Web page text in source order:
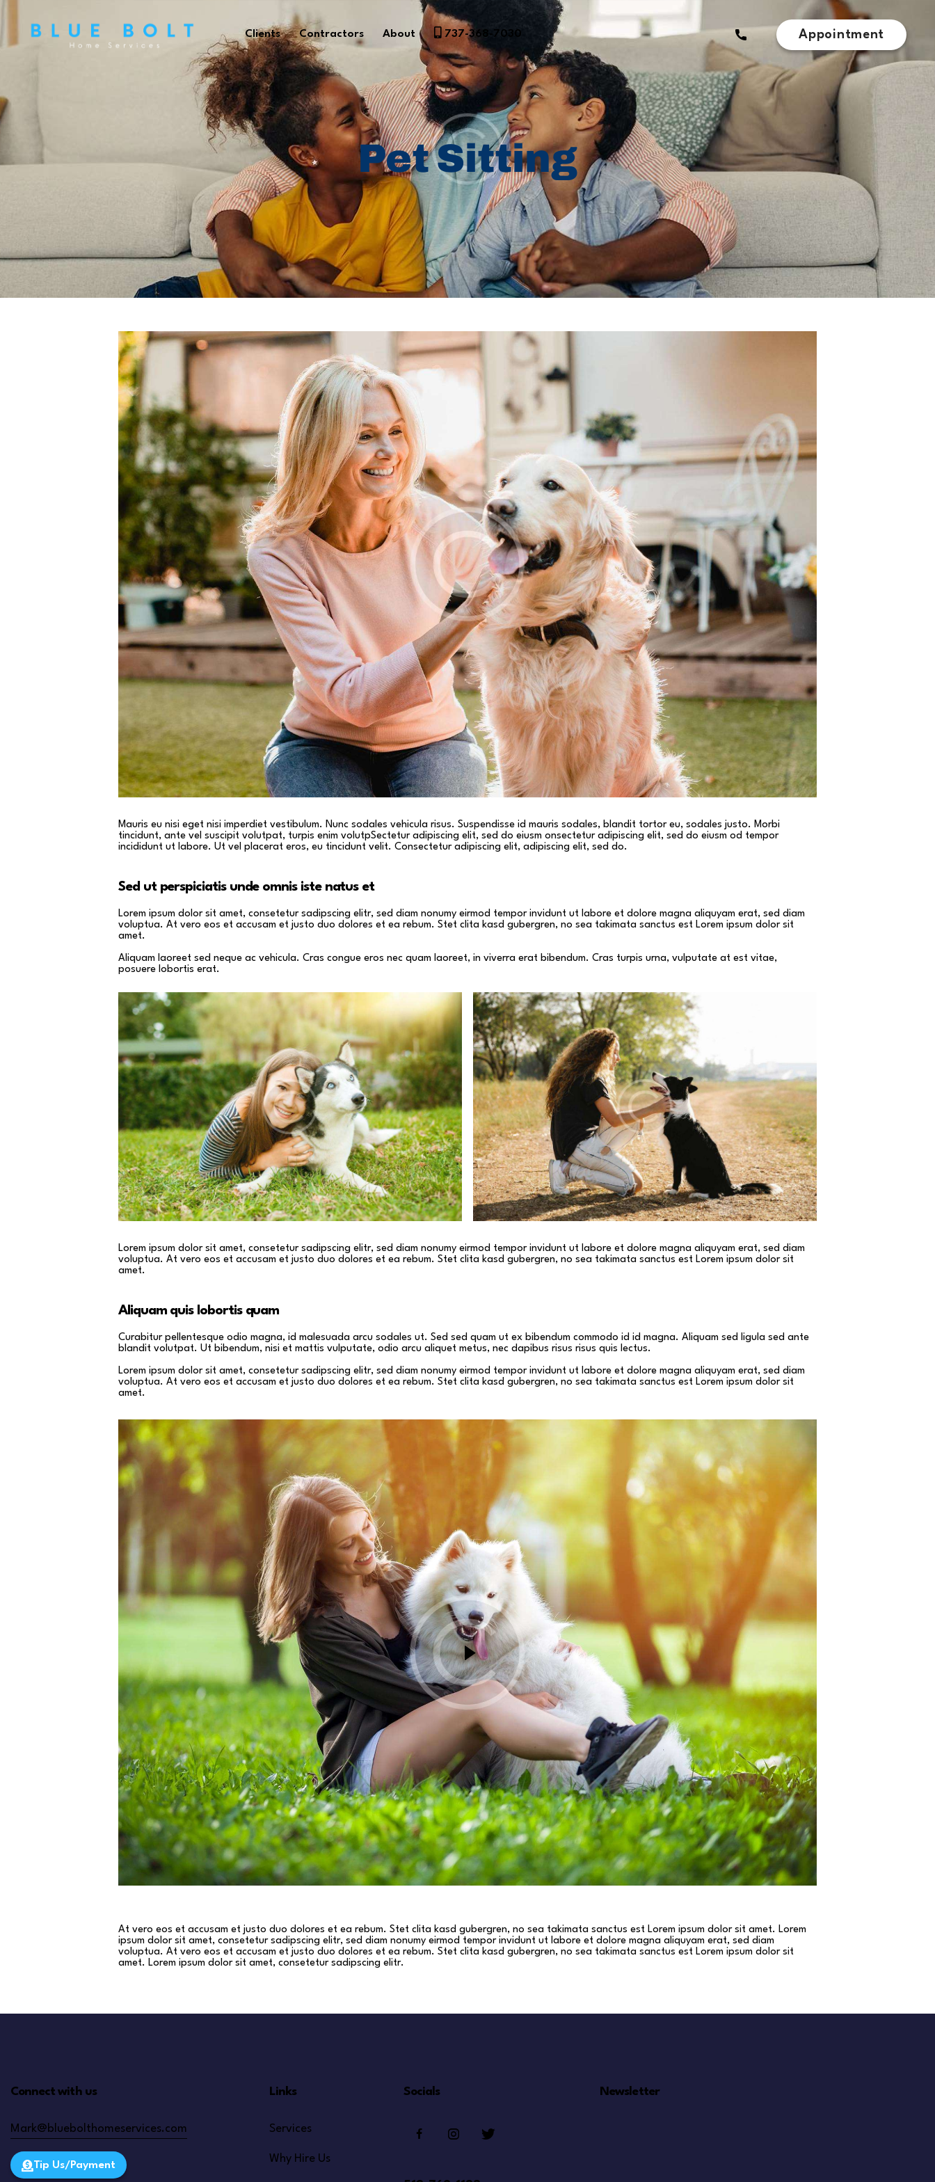
Clients Contractors About 737-368-7030 Appointment
Pet Sitting
Mauris eu nisi eget nisi imperdiet vestibulum. Nunc sodales vehicula risus. Suspendisse id mauris sodales, blandit tortor eu, sodales justo. Morbi
tincidunt, ante vel suscipit volutpat, turpis enim volutpSectetur adipiscing elit, sed do eiusm onsectetur adipiscing elit, sed do eiusm od tempor
incididunt ut labore. Ut vel placerat eros, eu tincidunt velit. Consectetur adipiscing elit, adipiscing elit, sed do.
Sed ut perspiciatis unde omnis iste natus et
Lorem ipsum dolor sit amet, consetetur sadipscing elitr, sed diam nonumy eirmod tempor invidunt ut labore et dolore magna aliquyam erat, sed diam
voluptua. At vero eos et accusam et justo duo dolores et ea rebum. Stet clita kasd gubergren, no sea takimata sanctus est Lorem ipsum dolor sit
amet.
Aliquam laoreet sed neque ac vehicula. Cras congue eros nec quam laoreet, in viverra erat bibendum. Cras turpis urna, vulputate at est vitae,
posuere lobortis erat.
Lorem ipsum dolor sit amet, consetetur sadipscing elitr, sed diam nonumy eirmod tempor invidunt ut labore et dolore magna aliquyam erat, sed diam
voluptua. At vero eos et accusam et justo duo dolores et ea rebum. Stet clita kasd gubergren, no sea takimata sanctus est Lorem ipsum dolor sit
amet.
Aliquam quis lobortis quam
Curabitur pellentesque odio magna, id malesuada arcu sodales ut. Sed sed quam ut ex bibendum commodo id id magna. Aliquam sed ligula sed ante
blandit volutpat. Ut bibendum, nisi et mattis vulputate, odio arcu aliquet metus, nec dapibus risus risus quis lectus.
Lorem ipsum dolor sit amet, consetetur sadipscing elitr, sed diam nonumy eirmod tempor invidunt ut labore et dolore magna aliquyam erat, sed diam
voluptua. At vero eos et accusam et justo duo dolores et ea rebum. Stet clita kasd gubergren, no sea takimata sanctus est Lorem ipsum dolor sit
amet.
At vero eos et accusam et justo duo dolores et ea rebum. Stet clita kasd gubergren, no sea takimata sanctus est Lorem ipsum dolor sit amet. Lorem
ipsum dolor sit amet, consetetur sadipscing elitr, sed diam nonumy eirmod tempor invidunt ut labore et dolore magna aliquyam erat, sed diam
voluptua. At vero eos et accusam et justo duo dolores et ea rebum. Stet clita kasd gubergren, no sea takimata sanctus est Lorem ipsum dolor sit
amet. Lorem ipsum dolor sit amet, consetetur sadipscing elitr.
Connect with us
Mark@bluebolthomeservices.com
Tip Us/Payment
Links
Services
Why Hire Us
Socials Newsletter